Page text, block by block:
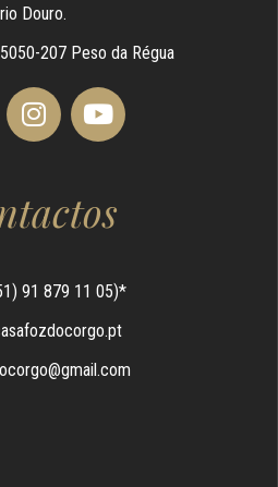
rio Douro.
207 Peso da Régua
91 879 11 05)*